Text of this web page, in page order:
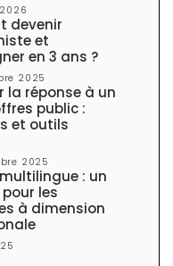
devenir
et
en 3 ans ?
2025
la réponse à un
public :
et outils
2025
multilingue : un
les
à dimension